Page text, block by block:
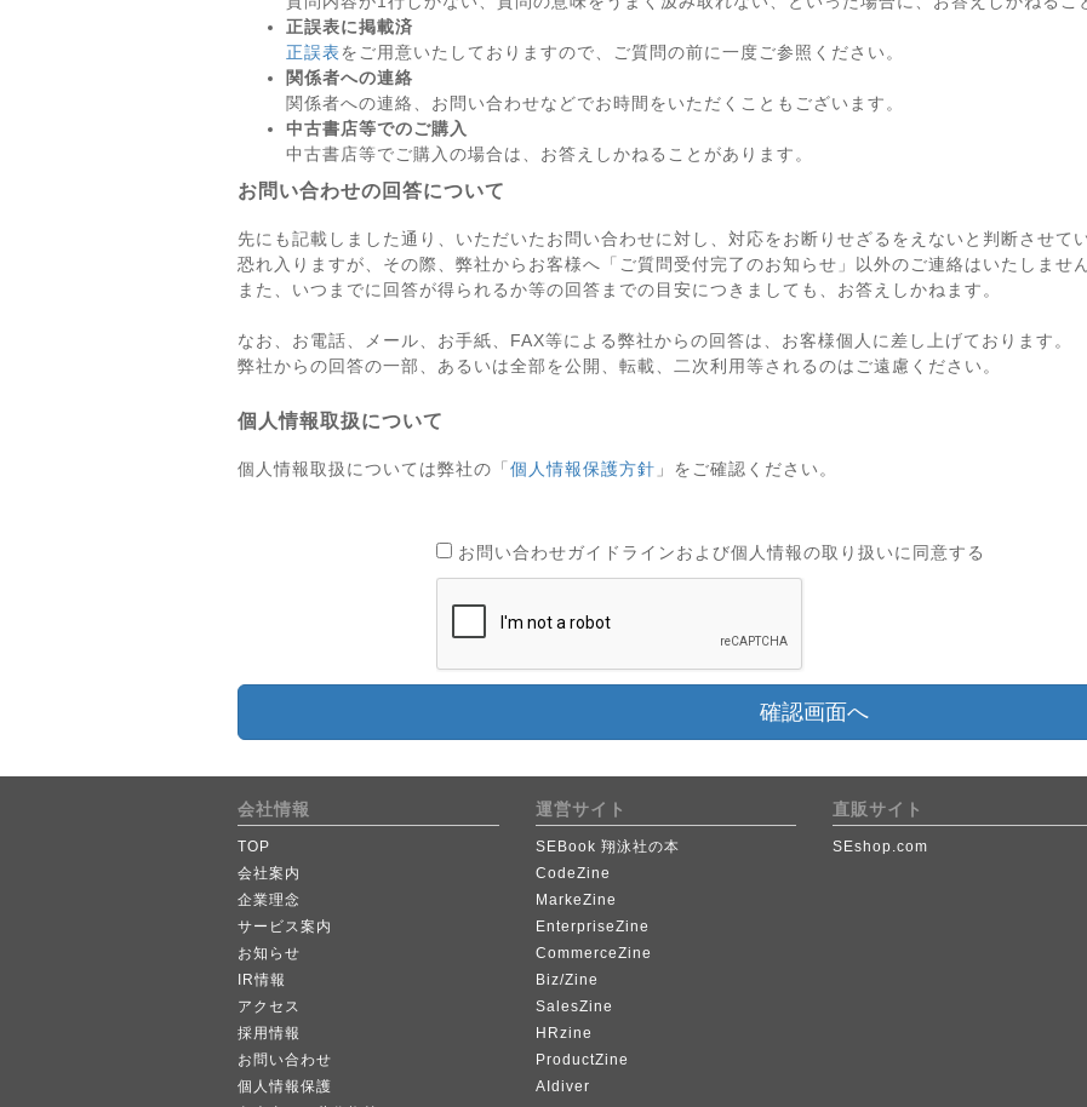
正誤表に掲載済
正誤表をご用意いたしておりますので、ご質問の前に一度ご参照ください。
関係者への連絡
関係者への連絡、お問い合わせなどでお時間をいただくこともございます。
中古書店等でのご購入
中古書店等でご購入の場合は、お答えしかねることがあります。
お問い合わせの回答について
先にも記載しました通り、いただいたお問い合わせに対し、対応をお断りせざるをえないと判断させて
恐れ入りますが、その際、弊社からお客様へ「ご質問受付完了のお知らせ」以外のご連絡はいたしませ
また、いつまでに回答が得られるか等の回答までの目安につきましても、お答えしかねます。
なお、お電話、メール、お手紙、FAX等による弊社からの回答は、お客様個人に差し上げております。
弊社からの回答の一部、あるいは全部を公開、転載、二次利用等されるのはご遠慮ください。
個人情報取扱について
個人情報取扱については弊社の「 個人情報保護方針 」をご確認ください。
お問い合わせガイドラインおよび個人情報の取り扱いに同意する
確認画面へ
会社情報
TOP
会社案内
企業理念
サービス案内
お知らせ
IR情報
アクセス
採用情報
お問い合わせ
個人情報保護
運営サイト
SEBook 翔泳社の本
CodeZine
MarkeZine
EnterpriseZine
CommerceZine
Biz/Zine
SalesZine
HRzine
ProductZine
AIdiver
直販サイト
SEshop.com